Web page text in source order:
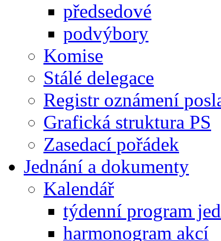
předsedové
podvýbory
Komise
Stálé delegace
Registr oznámení
Grafická struktura PS
Zasedací pořádek
Jednání a dokumenty
Kalendář
týdenní program
harmonogram akcí